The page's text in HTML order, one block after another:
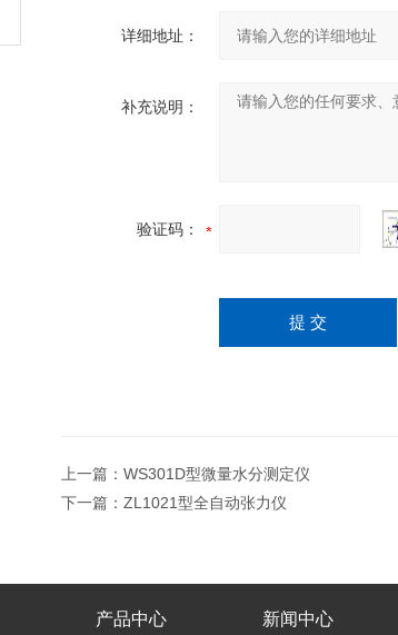
详细地址：
补充说明：
验证码：
上一篇： WS301D型微量水分测定仪
下一篇： ZL1021型全自动张力仪
产品中心 新闻中心